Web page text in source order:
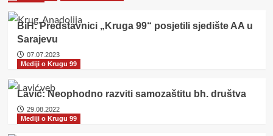
BiH: Predstavnici „Kruga 99“ posjetili sjedište AA u
Sarajevu
07.07.2023
Mediji o Krugu 99
Lavić: Neophodno razviti samozaštitu bh. društva
29.08.2022
Mediji o Krugu 99